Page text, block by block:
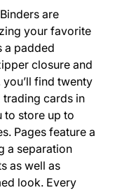
are
your favorite
a padded
closure and
find twenty
cards in
to store up to
Pages feature a
a separation
as well as
look. Every